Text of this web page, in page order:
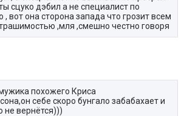
сцуко дэбил а не специалист по
вот она сторона запада что грозит всем
,мля ,смешно честно говоря
похожего Криса
себе скоро бунгало забабахает и
не вернётся)))